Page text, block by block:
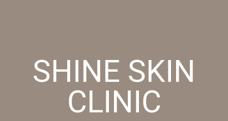
SHINE SKIN
CLINIC